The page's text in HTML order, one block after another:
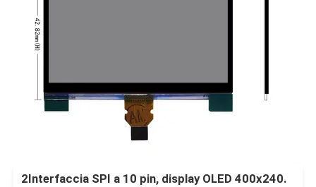
2Interfaccia SPI a 10 pin, display OLED 400x240.